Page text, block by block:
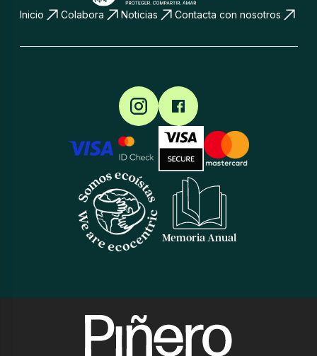
Inicio Colabora Noticias Contacta con nosotros
Memoria Anual